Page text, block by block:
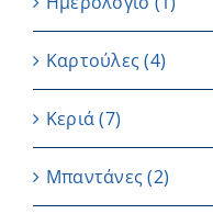
Καρτούλες (4)
Κεριά (7)
Μπαντάνες (2)